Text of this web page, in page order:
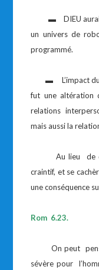
▬ DIEU aurait
un univers de
programmé.
▬ L’impact du
fut une altération
relations
mais aussi la
Au lieu de
craintif, et se
une conséquence
Rom 6.23.
On peut
sévère pour